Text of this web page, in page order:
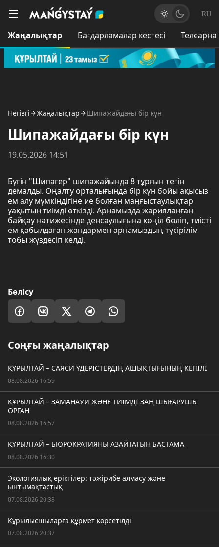
RU
Жаңалықтар Бағдарламалар кестесі
Негізгі Жаңалықтар Шипажайдағы бір күн
Шипажайдағы бір күн
19.05.2026 14:51
Бүгін "Шипагер" шипажайында 8 тұрғын тегін
демалды. Оңалту орталығында бір күн бойы ақысыз
ем алу мүмкіндігіне ие болған маңғыстаулықтар
уақытын тиімді өткізді. Арнамызда жарияланған
байқау нәтижесінде денсаулығына көңіл бөліп, тиісті
ем қабылдаған жандармен арнамыздың түсірілім
тобы жүздесіп келді.
Бөлісу
Соңғы жаңалықтар
ҚҰРЫЛТАЙ – САЯСИ ҮДЕРІСТЕРДІҢ АШЫҚТЫҒЫНЫҢ КЕПІЛІ
08.08.2026 16:59
ҚҰРЫЛТАЙ – ЗАМАНАУИ ЖӘНЕ ТИІМДІ ЗАҢ ШЫҒАРУШЫ
ОРГАН
08.08.2026 16:57
ҚҰРЫЛТАЙ – БЮРОКРАТИЯНЫ АЗАЙТАТЫН БАСТАМА
08.08.2026 16:30
Экологиялық еріктілер: тәжірибе алмасу және
ынтымақтастық
07.08.2026 20:38
Құрылысшыларға құрмет көрсетілді
07.08.2026 20:37